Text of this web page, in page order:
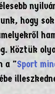
hogy
Köztük
a "Sport